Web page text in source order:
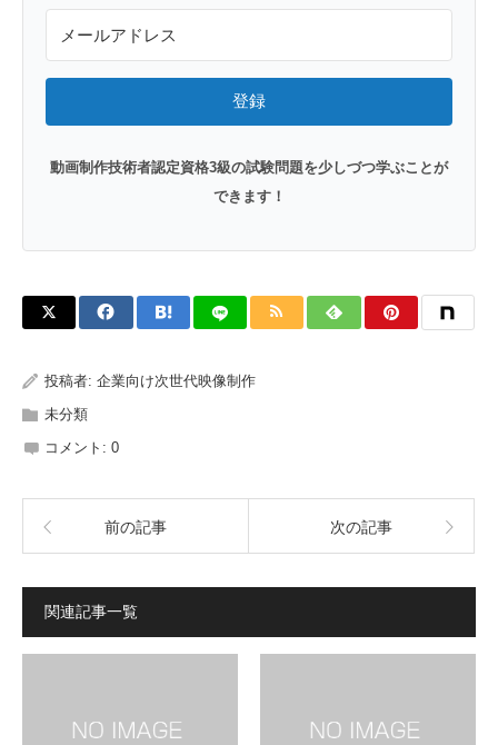
登録
動画制作技術者認定資格3級の試験問題を少しづつ学ぶことが
できます！
投稿者: 企業向け次世代映像制作
未分類
コメント: 0
前の記事 次の記事
関連記事一覧